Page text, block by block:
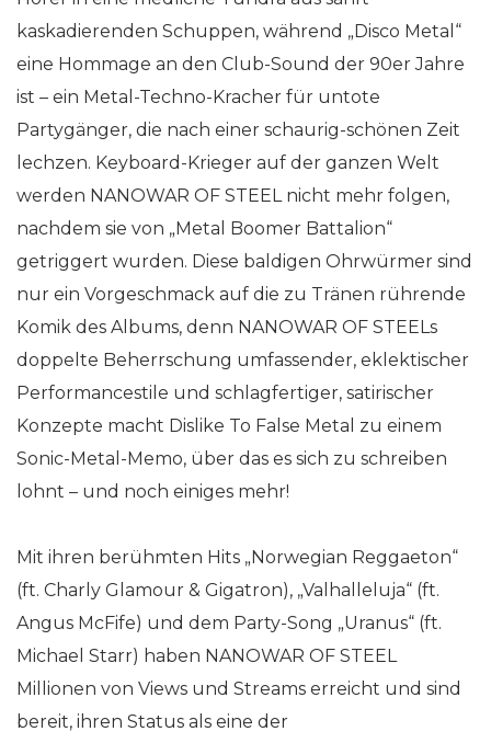
kaskadierenden Schuppen, während „Disco Metal“
eine Hommage an den Club-Sound der 90er Jahre
ist – ein Metal-Techno-Kracher für untote
Partygänger, die nach einer schaurig-schönen Zeit
lechzen. Keyboard-Krieger auf der ganzen Welt
werden NANOWAR OF STEEL nicht mehr folgen,
nachdem sie von „Metal Boomer Battalion“
getriggert wurden. Diese baldigen Ohrwürmer sind
nur ein Vorgeschmack auf die zu Tränen rührende
Komik des Albums, denn NANOWAR OF STEELs
doppelte Beherrschung umfassender, eklektischer
Performancestile und schlagfertiger, satirischer
Konzepte macht Dislike To False Metal zu einem
Sonic-Metal-Memo, über das es sich zu schreiben
lohnt – und noch einiges mehr!
Mit ihren berühmten Hits „Norwegian Reggaeton“
(ft. Charly Glamour & Gigatron), „Valhalleluja“ (ft.
Angus McFife) und dem Party-Song „Uranus“ (ft.
Michael Starr) haben NANOWAR OF STEEL
Millionen von Views und Streams erreicht und sind
bereit, ihren Status als eine der